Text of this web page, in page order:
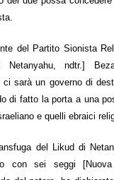
del Partito Sionista
Netanyahu,ndtr.]
ci saràun governo di
di fatto la porta a una
oe quelli ebraici
del Likud di
con sei seggi [Nuova